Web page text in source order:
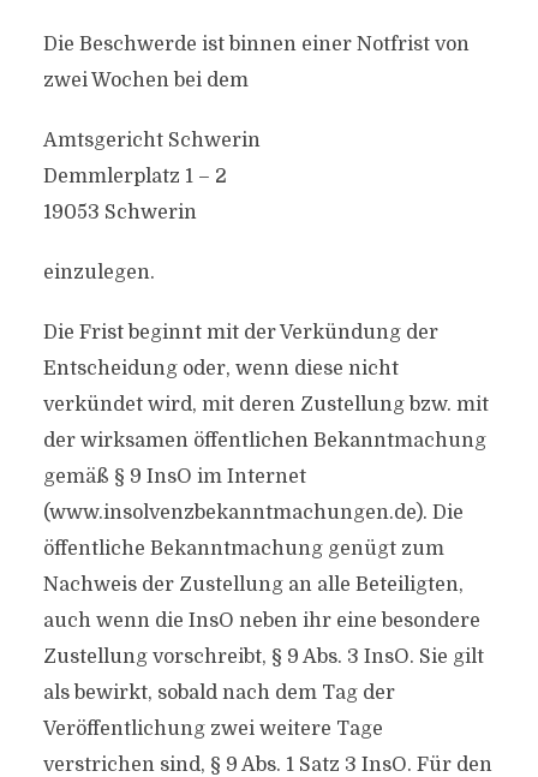
Die Beschwerde ist binnen einer Notfrist von
zwei Wochen bei dem
Amtsgericht Schwerin
Demmlerplatz 1 – 2
19053 Schwerin
einzulegen.
Die Frist beginnt mit der Verkündung der
Entscheidung oder, wenn diese nicht
verkündet wird, mit deren Zustellung bzw. mit
der wirksamen öffentlichen Bekanntmachung
gemäß § 9 InsO im Internet
(www.insolvenzbekanntmachungen.de). Die
öffentliche Bekanntmachung genügt zum
Nachweis der Zustellung an alle Beteiligten,
auch wenn die InsO neben ihr eine besondere
Zustellung vorschreibt, § 9 Abs. 3 InsO. Sie gilt
als bewirkt, sobald nach dem Tag der
Veröffentlichung zwei weitere Tage
verstrichen sind, § 9 Abs. 1 Satz 3 InsO. Für den